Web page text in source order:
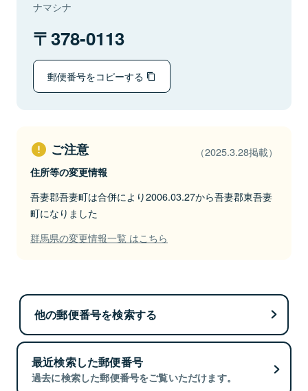
ナマシナ
378-0113
郵便番号をコピーする
ご注意 （2025.3.28掲載）
住所等の変更情報
吾妻郡吾妻町は合併により2006.03.27から吾妻郡東吾妻
町になりました
群馬県の変更情報一覧 はこちら
他の郵便番号を検索する
最近検索した郵便番号
過去に検索した郵便番号をご覧いただけます。